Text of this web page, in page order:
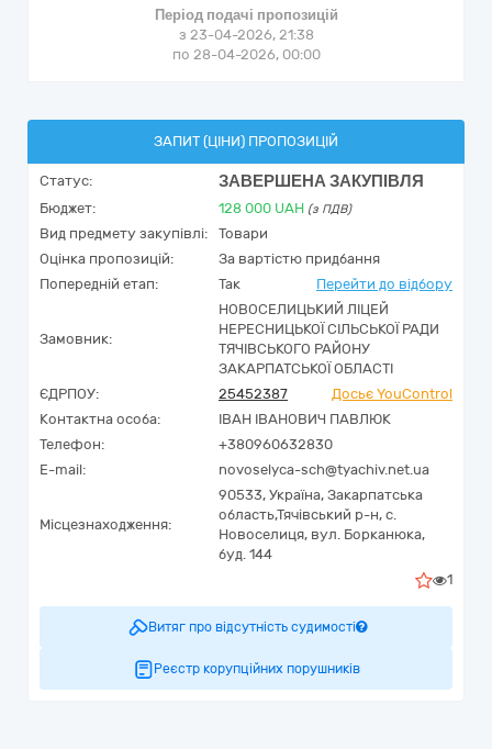
Період подачі пропозицій
з 23-04-2026, 21:38
по 28-04-2026, 00:00
ЗАПИТ (ЦІНИ) ПРОПОЗИЦІЙ
Статус: ЗАВЕРШЕНА ЗАКУПІВЛЯ
Бюджет: 128 000 UAH (з ПДВ)
Вид предмету закупівлі:
Товари
Оцінка пропозицій:
За вартістю придбання
Попередній етап:
Так Перейти до відбору
Замовник:
НОВОСЕЛИЦЬКИЙ ЛІЦЕЙ
НЕРЕСНИЦЬКОЇ СІЛЬСЬКОЇ РАДИ
ТЯЧІВСЬКОГО РАЙОНУ
ЗАКАРПАТСЬКОЇ ОБЛАСТІ
ЄДРПОУ:
25452387
Досьє YouControl
Контактна особа:
ІВАН ІВАНОВИЧ ПАВЛЮК
Телефон:
+380960632830
E-mail:
novoselyca-sch@tyachiv.net.ua
Місцезнаходження:
90533, Україна, Закарпатська
область,Тячівський р-н, с.
Новоселиця, вул. Борканюка,
буд. 144
1
Витяг про відсутність судимості
Реєстр корупційних порушників